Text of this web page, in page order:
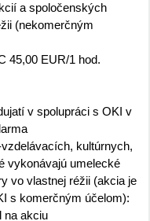
a spoločenských
(nekomerčným
45,00 EUR/1 hod.
v spolupráci s OKI v
kultúrnych,
vykonávajú umelecké
vo vlastnej réžii (akcia je
s komerčným účelom):
na akciu